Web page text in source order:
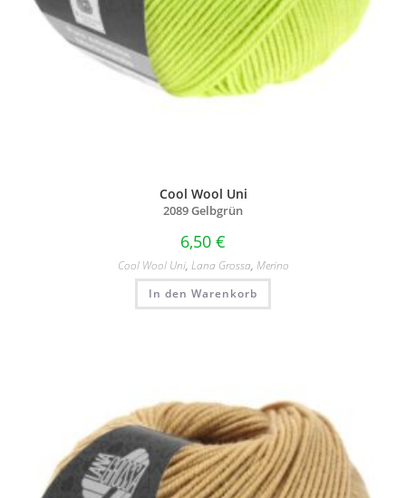
Cool Wool Uni
2089 Gelbgrün
6,50 €
Cool Wool Uni, Lana Grossa, Merino
In den Warenkorb